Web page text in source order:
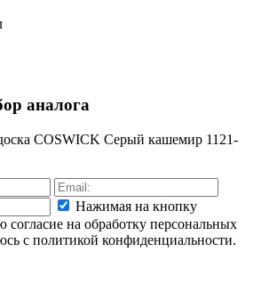
аналога
COSWICK Серый кашемир 1121-
Нажимая на кнопку
согласие на обработку персональных
c политикой конфиденциальности.